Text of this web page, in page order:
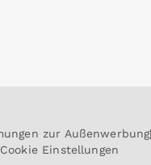
zur Außenwerbung
Cookie Einstellungen